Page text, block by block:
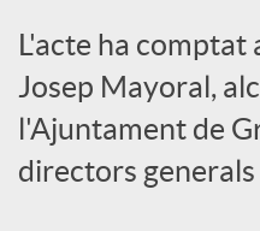
o
c
i
L'acte ha comptat
Josep Mayoral,
l'Ajuntament de
directors